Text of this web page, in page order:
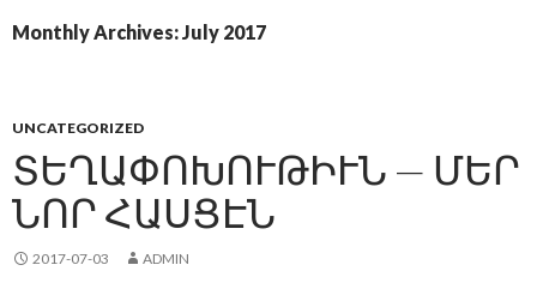
Monthly Archives: July 2017
UNCATEGORIZED
ՏԵՂԱՓՈԽՈՒԹԻՒՆ — ՄԵՐ
ՆՈՐ ՀԱՍՑԷՆ
2017-07-03 ADMIN